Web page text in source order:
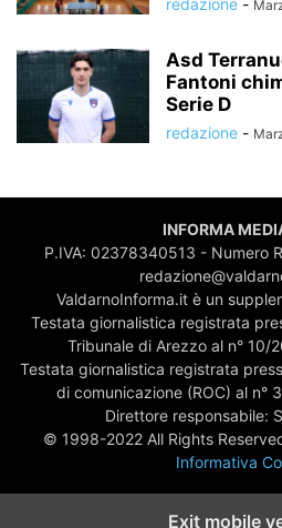
redazione -
Asd
Fantoni
Serie D
redazione -
INFORMA
P.IVA: 02378340513 - Numero
ValdarnoInforma.it è un
Testata giornalistica registrata
Tribunale di Arezzo al n°
Testata giornalistica registrata
di comunicazione (ROC) al n°
Direttore responsabile:
© 1998-2022 All Rights
Informativa
Exit mobile